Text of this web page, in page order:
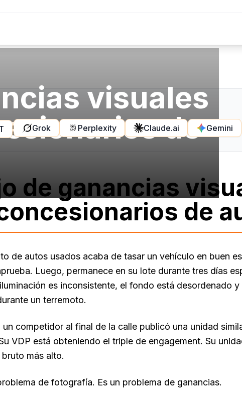
visuales
de
Grok Perplexity Claude.ai Gemini
de ganancias
de
de autos usados acaba de tasar un vehículo en buen
Luego, permanece en su lote durante tres días
es inconsistente, el fondo está desordenado
un terremoto.
competidor al final de la calle publicó una unidad
VDP está obteniendo el triple de engagement. Su
más alto.
de fotografía. Es un problema de ganancias.